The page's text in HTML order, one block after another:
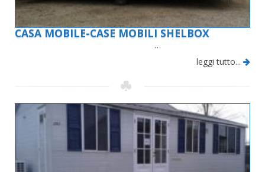
CASA MOBILE-CASE MOBILI SHELBOX
…
leggi tutto...